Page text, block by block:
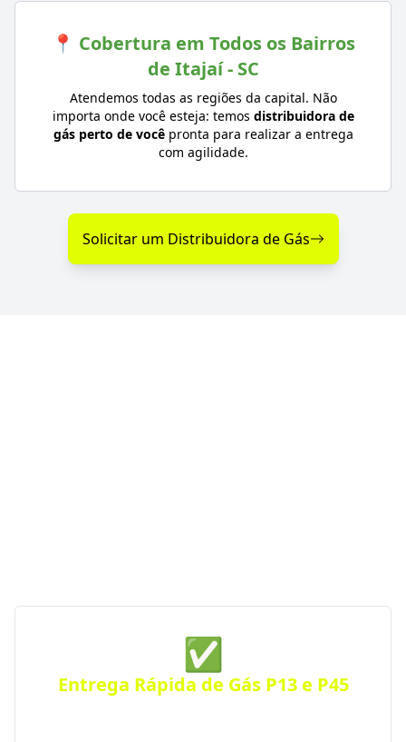
📍 Cobertura em Todos os Bairros
de Itajaí - SC
Atendemos todas as regiões da capital. Não
importa onde você esteja: temos distribuidora de
gás perto de vocêpronta para realizar a entrega
com agilidade.
Solicitar um Distribuidora de Gás
✅
Entrega Rápida de Gás P13 e P45